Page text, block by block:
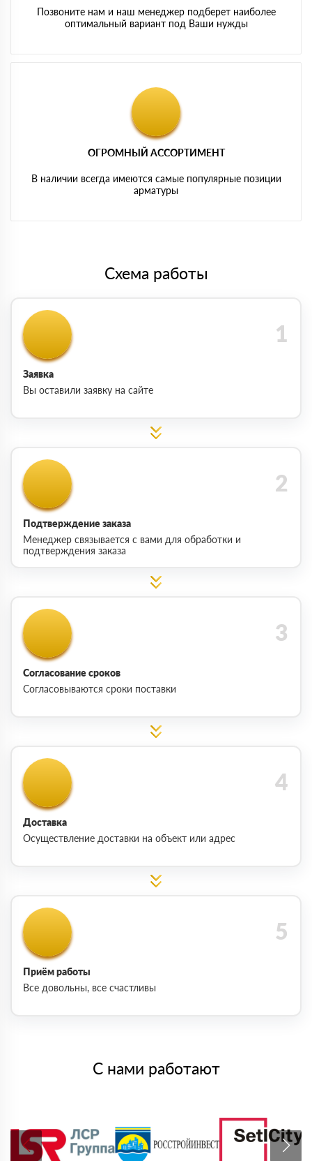
Позвоните нам и наш менеджер подберет наиболее
оптимальный вариант под Ваши нужды
ОГРОМНЫЙ АССОРТИМЕНТ
В наличии всегда имеются самые популярные позиции
арматуры
Схема работы
Заявка
Вы оставили заявку на сайте
Подтверждение заказа
Менеджер связывается с вами для обработки и
подтверждения заказа
Согласование сроков
Согласовываются сроки поставки
Доставка
Осуществление доставки на объект или адрес
Приём работы
Все довольны, все счастливы
С нами работают